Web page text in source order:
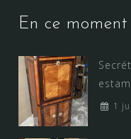
En ce
1